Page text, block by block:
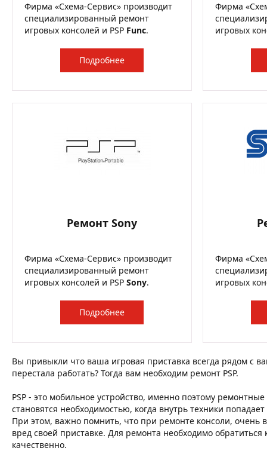
Фирма «Схема-Сервис» производит
специализированный ремонт
игровых консолей и PSP Func.
Подробнее
Фирма
игровых
Ремонт Sony
Фирма «Схема-Сервис» производит
специализированный ремонт
игровых консолей и PSP Sony.
Подробнее
Фирма
игровых
Вы привыкли что ваша игровая приставка всегда рядом с
перестала работать? Тогда вам необходим ремонт PSP.
PSP - это мобильное устройство, именно поэтому
становятся необходимостью, когда внутрь техники
При этом, важно помнить, что при ремонте консоли, очень
вред своей приставке. Для ремонта необходимо
качественно.